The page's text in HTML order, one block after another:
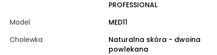
PROFESSIONAL
Model
MED11
Cholewka
Naturalna skóra - dwoina
powlekana